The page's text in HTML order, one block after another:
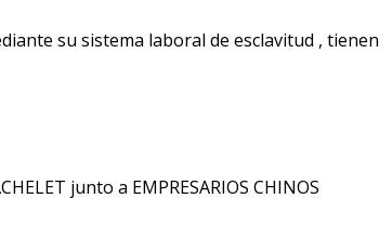
su sistema laboral de esclavitud , tienen
junto a EMPRESARIOS CHINOS